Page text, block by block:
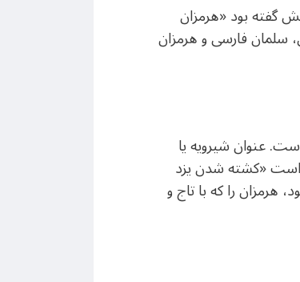
گفته بود «هرمزان
سلمان فارسی و هرمزان
عنوان شیرویه یا
است «کشته شدن یزد
را که با تاج و